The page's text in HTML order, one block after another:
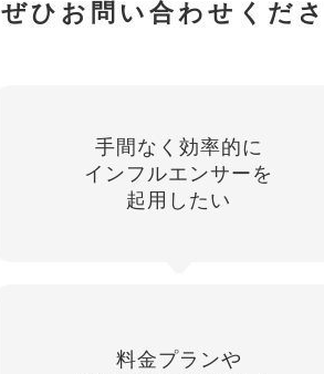
ぜひお問い合わせくだ
手間なく効率的に
インフルエンサーを
起用したい
料金プランや